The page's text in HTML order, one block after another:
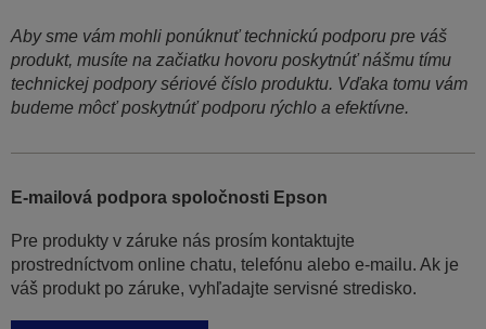
Aby sme vám mohli ponúknuť technickú podporu pre váš
produkt, musíte na začiatku hovoru poskytnúť nášmu tímu
technickej podpory sériové číslo produktu. Vďaka tomu vám
budeme môcť poskytnúť podporu rýchlo a efektívne.
E-mailová podpora spoločnosti Epson
Pre produkty v záruke nás prosím kontaktujte
prostredníctvom online chatu, telefónu alebo e-mailu. Ak je
váš produkt po záruke, vyhľadajte servisné stredisko.